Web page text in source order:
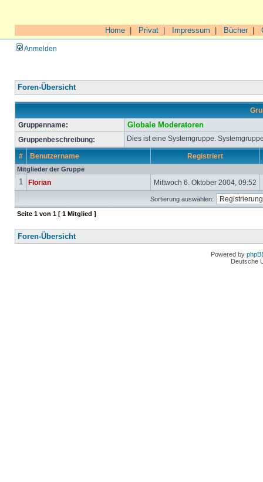
Home Privat Impressum Bücher|
Anmelden
Foren-Übersicht
Gruppenname:
Globale Moderatoren
Gruppenbeschreibung: Dies ist eine Systemgruppe.
# Benutzername Registriert
Mitglieder der Gruppe
1 Florian Mittwoch 6. Oktober 2004, 09:52
Sortierung auswählen:
Seite 1 von 1 [ 1 Mitglied ]
Foren-Übersicht
Powered by
Deutsche